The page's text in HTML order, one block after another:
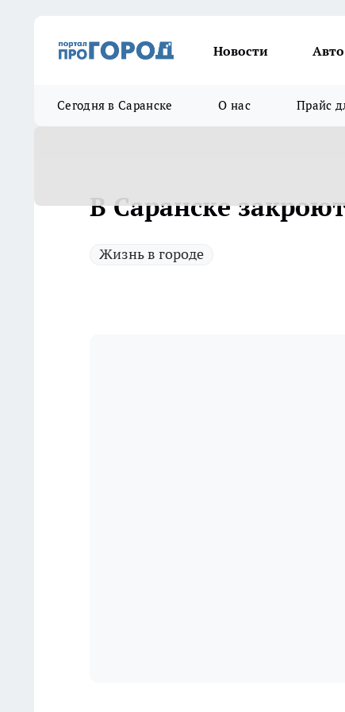
Новости Авто
Сегодня в Саранске О нас Прайс
В Саранске
Жизнь в городе